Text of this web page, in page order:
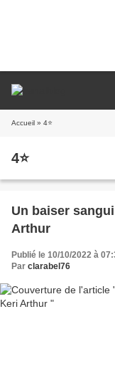
Accueil » 4⭐
4⭐
Un baiser
Arthur
Publié le 10/10/2022 à
Par clarabel76